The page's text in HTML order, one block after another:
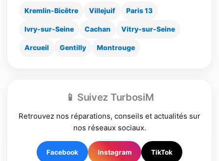
Kremlin-Bicêtre Villejuif Paris 13
Ivry-sur-Seine Cachan Vitry-sur-Seine
Arcueil Gentilly Montrouge
📱 Suivez TurbosiM
Retrouvez nos réparations, conseils et actualités sur
nos réseaux sociaux.
Facebook Instagram TikTok